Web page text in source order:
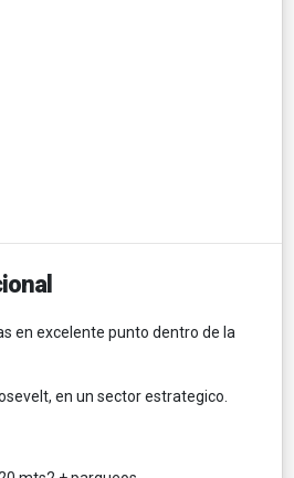
en excelente punto dentro de la
en un sector estrategico.